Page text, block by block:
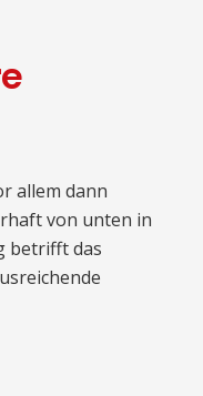
allem dann
von unten in
betrifft das